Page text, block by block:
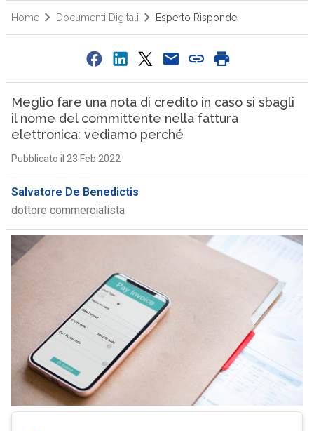
Home Documenti Digitali Esperto Risponde
Meglio fare una nota di credito in caso si sbagli
il nome del committente nella fattura
elettronica: vediamo perché
Pubblicato il 23 Feb 2022
Salvatore De Benedictis
dottore commercialista